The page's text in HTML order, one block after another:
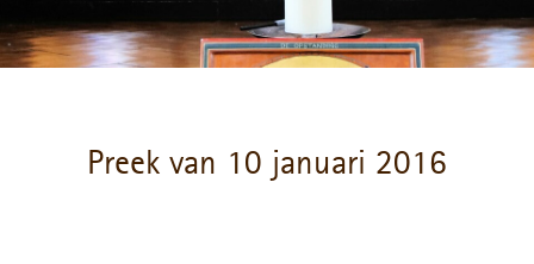
Preek van 10 januari 2016